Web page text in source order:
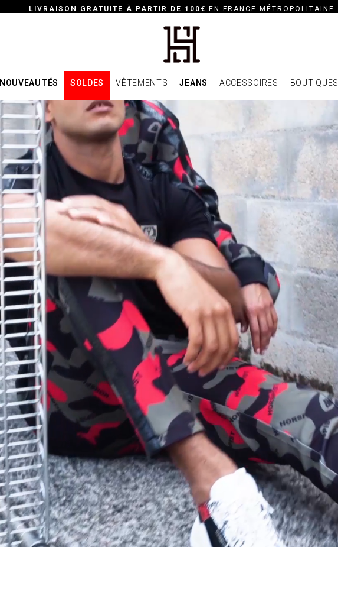
LIVRAISON GRATUITE À PARTIR DE 100€ EN FRANCE MÉTROPOLITAINE
NOUVEAUTÉS SOLDES VÊTEMENTS JEANS ACCESSOIRES BOUTIQUES